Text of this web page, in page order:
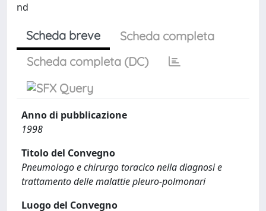
nd
Scheda breve
Scheda completa
Scheda completa (DC)
Anno di pubblicazione
1998
Titolo del Convegno
Pneumologo e chirurgo toracico nella diagnosi e
trattamento delle malattie pleuro-polmonari
Luogo del Convegno